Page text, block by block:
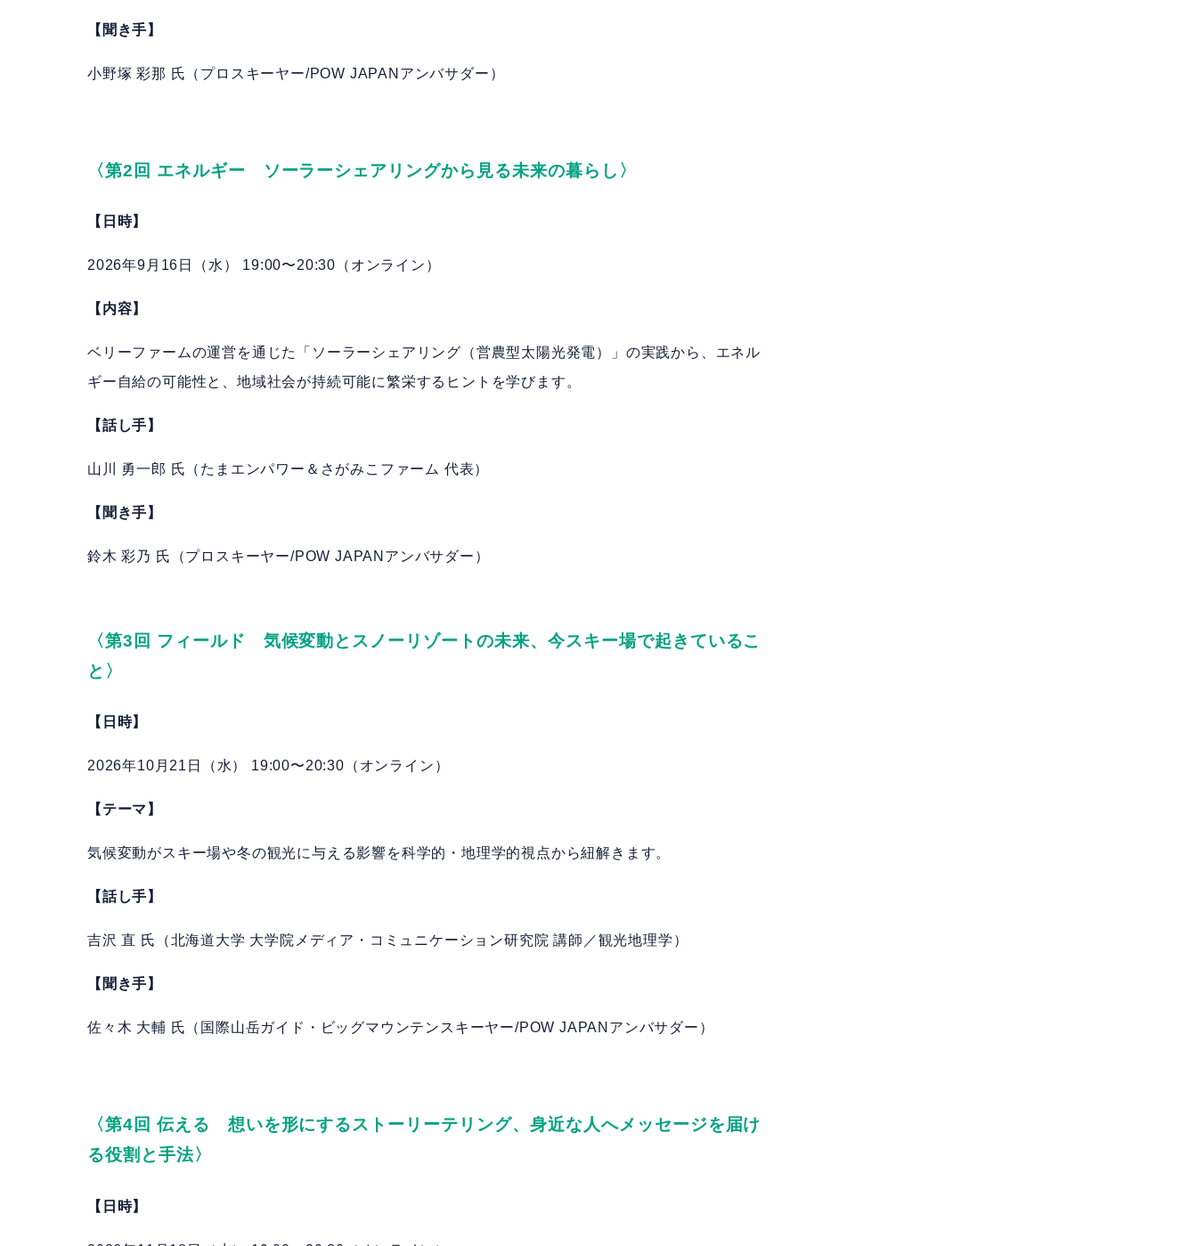
【聞き手】
小野塚 彩那 氏（プロスキーヤー/POW JAPANアンバサダー）
〈第2回 エネルギー ソーラーシェアリングから見る未来の暮らし 〉
【日時】
2026年9月16日（水） 19:00〜20:30（オンライン）
【内容】
ベリーファームの運営を通じた「ソーラーシェアリング（営農型太陽光発電）」の実践から、エネル
ギー自給の可能性と、地域社会が持続可能に繁栄するヒントを学びます。
【話し手】
山川 勇一郎 氏（たまエンパワー＆さがみこファーム 代表）
【聞き手】
鈴木 彩乃 氏（プロスキーヤー/POW JAPANアンバサダー）
〈第3回 フィールド 気候変動とスノーリゾートの未来、今スキー場で起きているこ
と 〉
【日時】
2026年10月21日（水） 19:00〜20:30（オンライン）
【テーマ】
気候変動がスキー場や冬の観光に与える影響を科学的・地理学的視点から紐解きます。
【話し手】
吉沢 直 氏（北海道大学 大学院メディア・コミュニケーション研究院 講師／観光地理学）
【聞き手】
佐々木 大輔 氏（国際山岳ガイド・ビッグマウンテンスキーヤー/POW JAPANアンバサダー）
〈第4回 伝える 想いを形にするストーリーテリング、身近な人へメッセージを届け
る役割と手法〉
【日時】